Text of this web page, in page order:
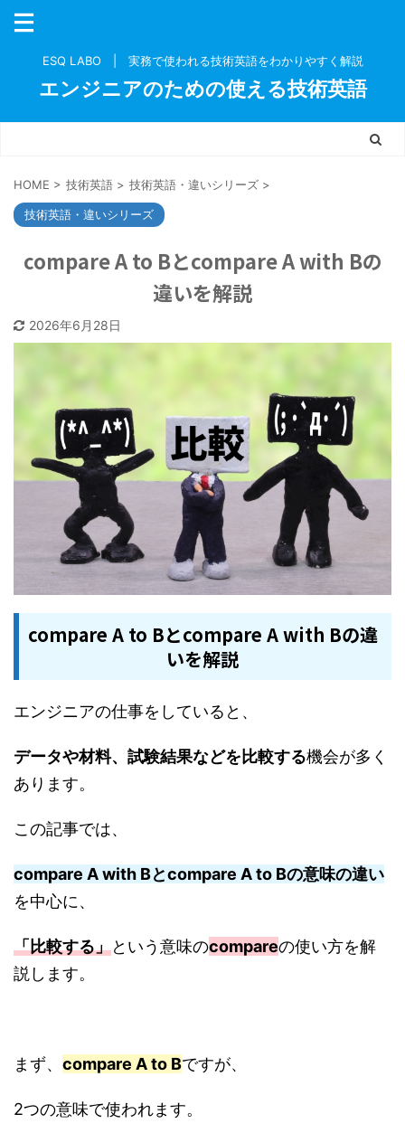
ESQ LABO | 実務で使われる技術英語をわかりやすく解説
エンジニアのための使える技術英語
HOME > 技術英語 > 技術英語・違いシリーズ >
技術英語・違いシリーズ
compare A to Bとcompare A with Bの
違いを解説
2026年6月28日
compare A to Bとcompare A with Bの違
いを解説
エンジニアの仕事をしていると、
データや材料、試験結果などを比較する機会が多く
あります。
この記事では、
compare A with Bとcompare A to Bの意味の違い
を中心に、
「比較する」という意味のcompareの使い方を解
説します。
まず、 compare A to Bですが、
2つの意味で使われます。